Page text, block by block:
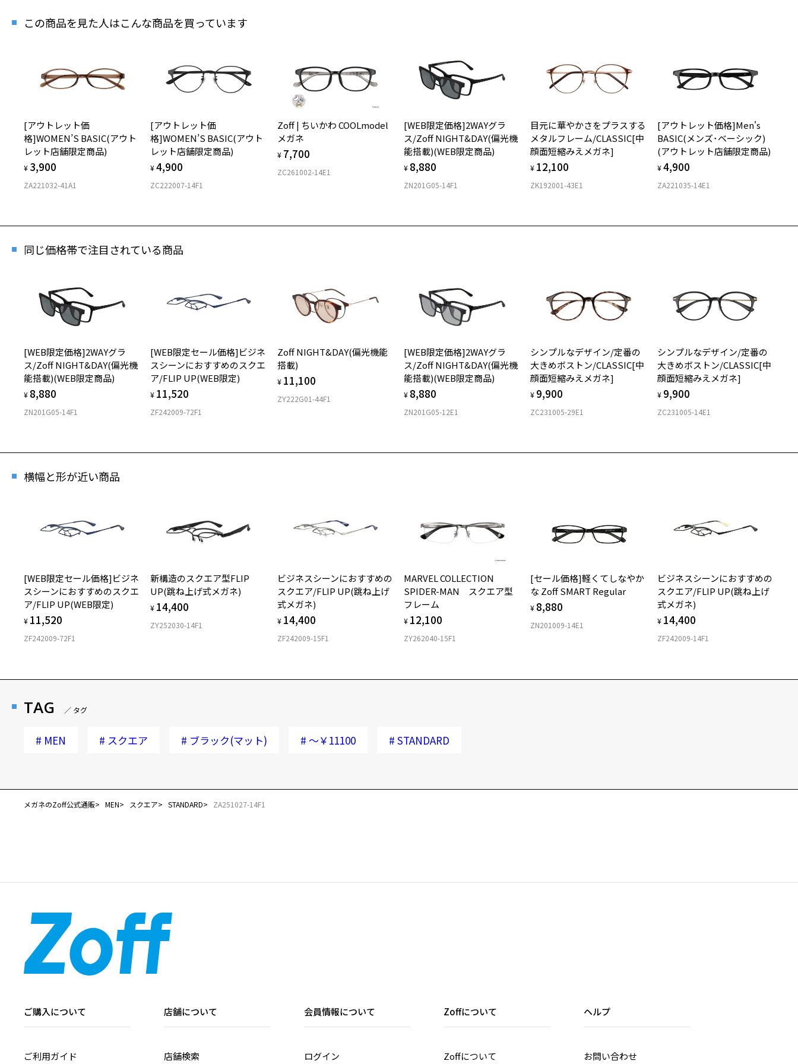
商品詳細ページへ
お気に入り
お気に入りに追加済です。
お気に入りリストはこちら
[アウトレット価格]究極の快適性を追求したスクエア型(SNAP GRIP搭載)
商品番号：ZA251027-14F1/フレームカラー：ブラック(マット)/単価：￥8,880
ログインして申し込む
※アウトレット商品は、販売から一定期間経過した商品などです。キ
ズ、汚れなどがあるB級品ではございません。
お持ちのZoffメガネサイズを確認するには？
仕上がり寸法
D 仕上がりの横幅：約145mm
E 仕上がりの縦幅：約38mm
スクエア
フロント素材：French Plastic
安心2 視力測定無料
安心3 かかり具合調整無料
フレームの歪みやかかり具合の調整・クリーニングは、全国の
Zoff店舗にていつでも対応いたします。
＜メガネの度数情報がわからない方へ＞
ご購入時に「レンズ交換券」をお選びいただくと、実店舗で度数を測定
のうえ、
度付きレンズ（標準セットレンズ）へ無料交換いただけます。
詳しくはこちら
実店舗で度数を測定いただけます
この商品を見た人はこんな商品を買っています
[アウトレット価
格]WOMEN’S BASIC(アウト
レット店舗限定商品)
¥ 3,900
ZA221032-41A1
[アウトレット価
格]WOMEN’S BASIC(アウト
レット店舗限定商品)
¥4,900
ZC222007-14F1
Zoff | ちいかわ COOLmodel
メガネ
¥ 7,700
ZC261002-14E1
[WEB限定価格]2WAYグラ
ス/Zoff NIGHT&DAY(偏光機
能搭載)(WEB限定商品)
¥ 8,880
ZN201G05-14F1
目元に華やかさをプラスする
メタルフレーム/CLASSIC[中
顔面短縮みえメガネ]
¥ 12,100
ZK192001-43E1
[アウトレット価格]Men's
BASIC(メンズ･ベーシック)
(アウトレット店舗限定商品)
¥4,900
ZA221035-14E1
同じ価格帯で注目されている商品
[WEB限定価格]2WAYグラ
ス/Zoff NIGHT&DAY(偏光機
能搭載)(WEB限定商品)
¥ 8,880
ZN201G05-14F1
[WEB限定セール価格]ビジネ
スシーンにおすすめのスクエ
ア/FLIP UP(WEB限定)
¥ 11,520
ZF242009-72F1
Zoff NIGHT&DAY(偏光機能
搭載)
¥ 11,100
ZY222G01-44F1
[WEB限定価格]2WAYグラ
ス/Zoff NIGHT&DAY(偏光機
能搭載)(WEB限定商品)
¥ 8,880
ZN201G05-12E1
シンプルなデザイン/定番の
大きめボストン/CLASSIC[中
顔面短縮みえメガネ]
¥ 9,900
ZC231005-29E1
シンプルなデザイン/定番の
大きめボストン/CLASSIC[中
顔面短縮みえメガネ]
¥ 9,900
ZC231005-14E1
横幅と形が近い商品
[WEB限定セール価格]ビジネ
スシーンにおすすめのスクエ
ア/FLIP UP(WEB限定)
¥ 11,520
ZF242009-72F1
新構造のスクエア型FLIP
UP(跳ね上げ式メガネ)
¥ 14,400
ZY252030-14F1
ビジネスシーンにおすすめの
スクエア/FLIP UP(跳ね上げ
式メガネ)
¥ 14,400
ZF242009-15F1
MARVEL COLLECTION
SPIDER-MAN スクエア型
フレーム
¥ 12,100
ZY262040-15F1
[セール価格]軽くてしなやか
な Zoff SMART Regular
¥ 8,880
ZN201009-14E1
ビジネスシーンにおすすめの
スクエア/FLIP UP(跳ね上げ
式メガネ)
¥ 14,400
ZF242009-14F1
TAG ／ タグ
# MEN # スクエア # ブラック(マット) # ～￥11100 # STANDARD
メガネのZoff公式通販 MEN スクエア STANDARD ZA251027-14F1
ご購入について
ご利用ガイド
店舗について
店舗検索
会員情報について
ログイン
Zoffについて
Zoffについて
ヘルプ
お問い合わせ